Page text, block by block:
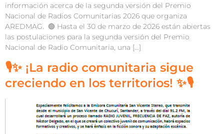
información acerca de la segunda versión del Premio
Nacional de Radios Comunitarias 2026 que organiza
AREDMAG. 🟢 Hasta el 30 de marzo de 2026 están abiertas
las postulaciones para la segunda versión del Premio
Nacional de Radio Comunitaria, una […]
🎙️✨ ¡La radio comunitaria sigue
creciendo en los territorios! ✨🎙️